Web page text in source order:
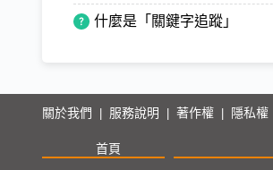
什麼是「關鍵字追蹤」
關於我們 | 服務說明 | 著作權 | 隱私權
首頁